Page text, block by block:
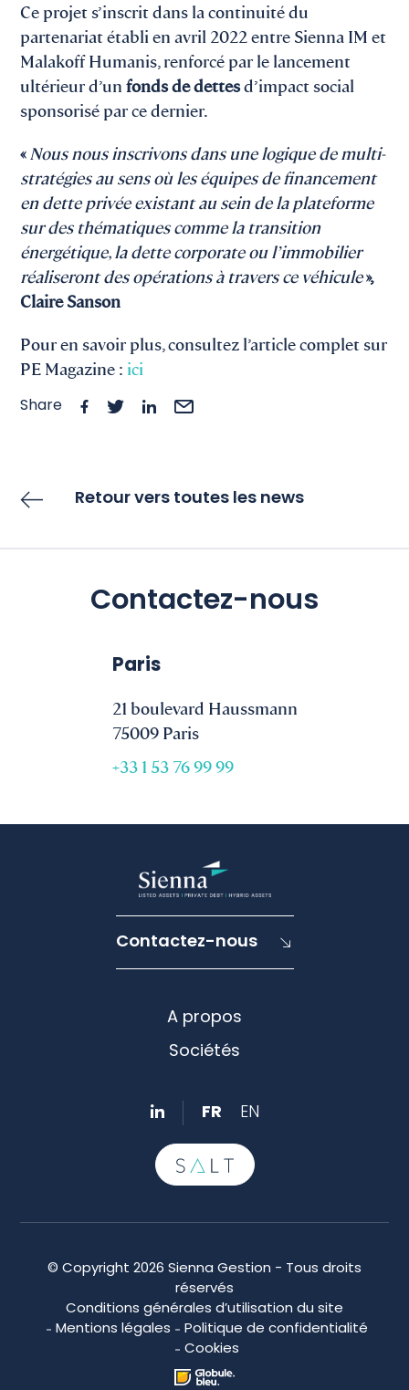
Ce projet s’inscrit dans la continuité du
partenariat établi en avril 2022 entre Sienna IM et
Malakoff Humanis, renforcé par le lancement
ultérieur d’unfonds de dettesd’impact social
sponsorisé par ce dernier.
« Nous nous inscrivons dans une logique de multi-
stratégies au sens où les équipes de financement
en dette privée existant au sein de la plateforme
sur des thématiques comme la transition
énergétique, la dette corporate ou l’immobilier
réaliseront des opérations à travers ce véhicule»,
Claire Sanson
Pour en savoir plus, consultez l’article complet sur
PE Magazine : ici
Share
Retour vers toutes les news
Contactez-nous
Paris
21 boulevard Haussmann
75009 Paris
+33 1 53 76 99 99
Contactez-nous
A propos
Sociétés
FR EN
© Copyright 2026 Sienna Gestion - Tous droits
réservés
Conditions générales d’utilisation du site
Mentions légales
Politique de confidentialité
Cookies